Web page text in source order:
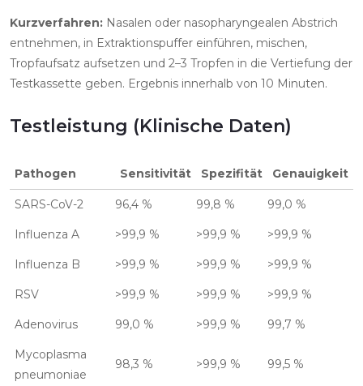
Kurzverfahren: Nasalen oder nasopharyngealen Abstrich
entnehmen, in Extraktionspuffer einführen, mischen,
Tropfaufsatz aufsetzen und 2–3 Tropfen in die Vertiefung der
Testkassette geben. Ergebnis innerhalb von 10 Minuten.
Testleistung (Klinische Daten)
Pathogen Sensitivität Spezifität Genauigkeit
SARS-CoV-2 96,4 % 99,8 % 99,0 %
Influenza A >99,9 % >99,9 % >99,9 %
Influenza B >99,9 % >99,9 % >99,9 %
RSV >99,9 % >99,9 % >99,9 %
Adenovirus 99,0 % >99,9 % 99,7 %
Mycoplasma
pneumoniae
98,3 % >99,9 % 99,5 %